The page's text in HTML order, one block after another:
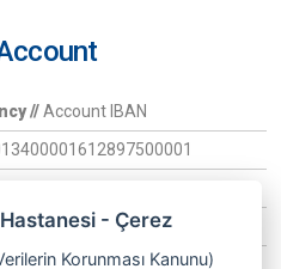
//Account IBAN
- Çerez
Korunması Kanunu)